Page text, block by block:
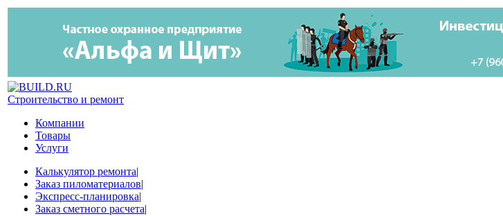
Строительство и ремонт
Компании
Товары
Услуги
Калькулятор ремонта|
Заказ пиломатериалов|
Экспресс-планировка|
Заказ сметного расчета|